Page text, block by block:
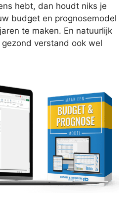
hebt, dan houdt niks je
budget en prognosemodel
te maken. En natuurlijk
verstand ook wel